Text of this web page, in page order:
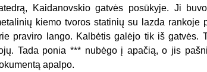
Kaidanovskio gatvės posūkyje. Ji
kiemo tvoros statinių su lazda
praviro lango. Kalbėtis galėjo tik iš gatvės.
Tada ponia *** nubėgo į apačią, o jis
apalpo.